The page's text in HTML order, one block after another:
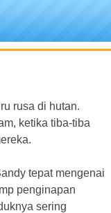
rusa di hutan.
ketika tiba-tiba
tepat mengenai
penginapan
sering